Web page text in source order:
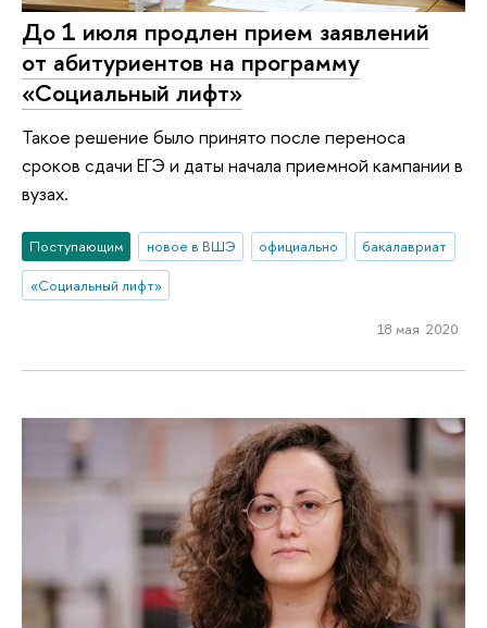
До 1 июля продлен прием заявлений
от абитуриентов на программу
«Социальный лифт»
Такое решение было принято после переноса
сроков сдачи ЕГЭ и даты начала приемной кампании в
вузах.
Поступающим новое в ВШЭ официально
бакалавриат
«Социальный лифт»
18 мая 2020